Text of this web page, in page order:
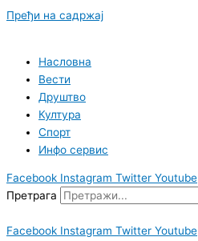
Пређи на садржај
Насловна
Вести
Друштво
Култура
Спорт
Инфо сервис
Facebook Instagram Twitter Youtube
Претрага
Facebook Instagram Twitter Youtube